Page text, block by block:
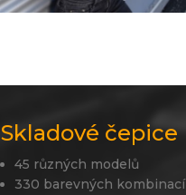
Skladové čepice
45 různých modelů
330 barevných kombinací